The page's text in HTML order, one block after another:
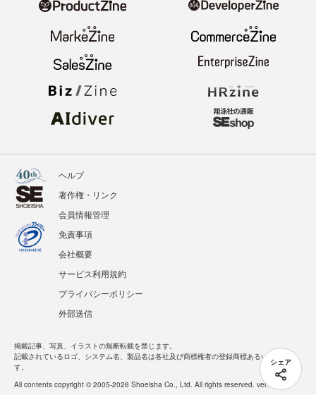
シェア
ヘルプ
著作権・リンク
会員情報管理
免責事項
会社概要
サービス利用規約
プライバシーポリシー
外部送信
掲載記事、写真、イラストの無断転載を禁じます。
記載されているロゴ、システム名、製品名は各社及び商標権者の登録商標あるいは商標で
す。
All contents copyright © 2005-2026 Shoeisha Co., Ltd. All rights reserved. ver.1.5